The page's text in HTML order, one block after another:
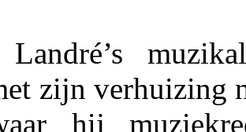
zijn verhuizing
hij